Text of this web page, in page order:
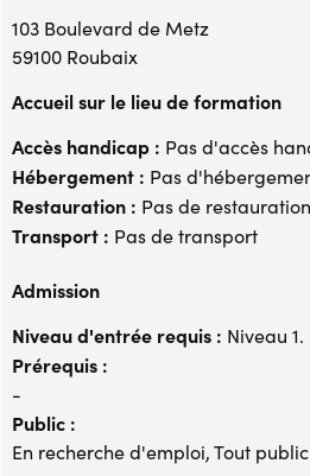
103 Boulevard de Metz
59100 Roubaix
Accueil sur le lieu de formation
Accès handicap : Pas d'accès
Hébergement : Pas
Restauration : Pas de restauration
Transport : Pas de transport
Admission
Niveau d'entrée requis : Niveau
Prérequis :
-
Public :
En recherche d'emploi, Tout public